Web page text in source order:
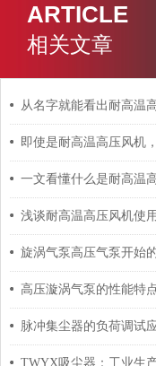
ARTICLE
相关文章
旋涡气泵高压气泵开始
高压漩涡气泵的性能特